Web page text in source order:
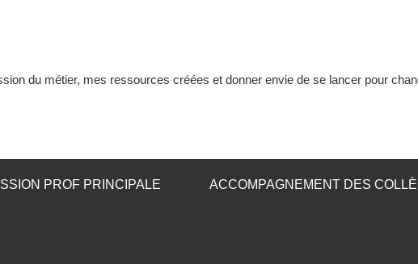
du métier, mes ressources créées et donner envie de se lancer pour
PROF PRINCIPALE ACCOMPAGNEMENT DES